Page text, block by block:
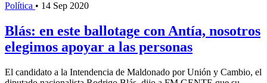
Política • 14 Sep 2020
Blás: en este ballotage con Antía, nosotros
elegimos apoyar a las personas
El candidato a la Intendencia de Maldonado por Unión y Cambio, el